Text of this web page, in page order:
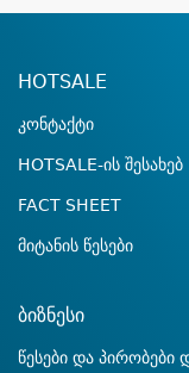
HOTSALE
კონტაქტი
HOTSALE-ის შესახებ
FACT SHEET
მიტანის წესები
ბიზნესი
წესები და